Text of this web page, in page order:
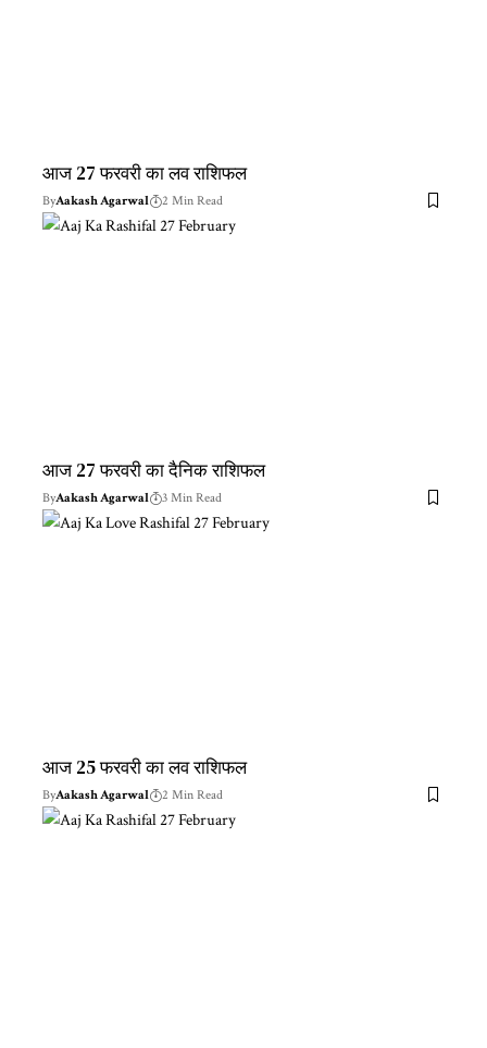
आज 27 फरवरी का लव राशिफल
ByAakash Agarwal 2 Min Read
आज 27 फरवरी का दैनिक राशिफल
ByAakash Agarwal 3 Min Read
आज 25 फरवरी का लव राशिफल
ByAakash Agarwal 2 Min Read